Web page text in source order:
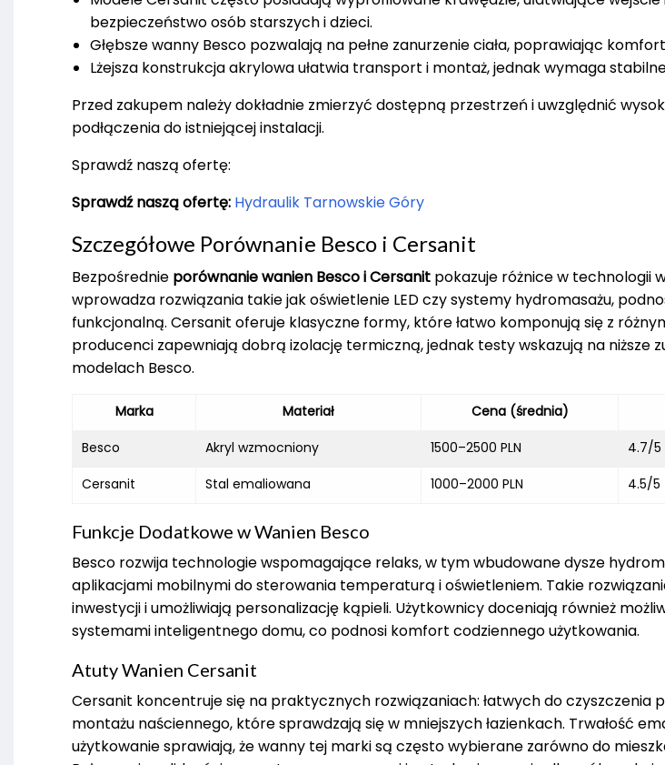
bezpieczeństwo osób starszych i dzieci.
Głębsze wanny Besco pozwalają na pełne zanurzenie ciała, poprawiając
Lżejsza konstrukcja akrylowa ułatwia transport i montaż, jednak wymaga
Przed zakupem należy dokładnie zmierzyć dostępną przestrzeń i uwzględnić
podłączenia do istniejącej instalacji.
Sprawdź naszą ofertę:
Sprawdź naszą ofertę: Hydraulik Tarnowskie Góry
Szczegółowe Porównanie Besco i Cersanit
Bezpośrednie porównanie wanien Besco i Cersanit pokazuje różnice w technologii
wprowadza rozwiązania takie jak oświetlenie LED czy systemy hydromasażu,
funkcjonalną. Cersanit oferuje klasyczne formy, które łatwo komponują się z
producenci zapewniają dobrą izolację termiczną, jednak testy wskazują na niższe
modelach Besco.
Marka Materiał Cena (średnia)
Besco
Akryl wzmocniony 1500–2500 PLN
4.7/5
Cersanit
Stal emaliowana 1000–2000 PLN 4.5/5
Funkcje Dodatkowe w Wanien Besco
Besco rozwija technologie wspomagające relaks, w tym wbudowane dysze
aplikacjami mobilnymi do sterowania temperaturą i oświetleniem. Takie
inwestycji i umożliwiają personalizację kąpieli. Użytkownicy doceniają również
systemami inteligentnego domu, co podnosi komfort codziennego użytkowania.
Atuty Wanien Cersanit
Cersanit koncentruje się na praktycznych rozwiązaniach: łatwych do czyszczenia
montażu naściennego, które sprawdzają się w mniejszych łazienkach. Trwałość
użytkowanie sprawiają, że wanny tej marki są często wybierane zarówno do